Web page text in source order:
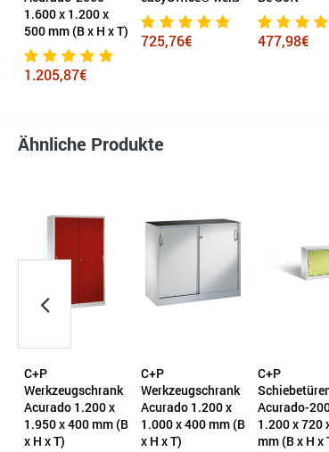
1.600 x 1.200 x
500 mm (B x H x T)
1.205,87€
725,76€ 477,98€
Ähnliche Produkte
C+P
Werkzeugschrank
Acurado 1.200 x
1.950 x 400 mm (B
x H x T)
C+P
Werkzeugschrank
Acurado 1.200 x
1.000 x 400 mm (B
x H x T)
C+P
Acurado-
1.200 x 720
mm (B x H x